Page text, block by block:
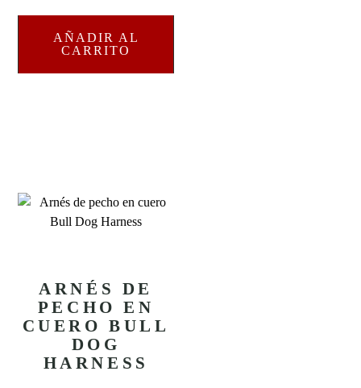
AÑADIR AL
CARRITO
ARNÉS DE
PECHO EN
CUERO BULL
DOG
HARNESS